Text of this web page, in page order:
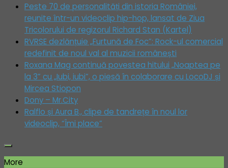
Peste 70 de personalități din istoria României,
reunite într-un videoclip hip-hop, lansat de Ziua
Tricolorului de regizorul Richard Stan (Kartel)
RVRSE dezlănțuie „Furtună de Foc”: Rock-ul comercial
redefinit de noul val al muzicii românești
Roxana Mag continuă povestea hitului „Noaptea pe
la 3” cu „Iubi, iubi”, o piesă în colaborare cu LocoDJ și
Mircea Stiopon
Dony – Mr.City
Ralflo și Aura B., clipe de tandrețe în noul lor
videoclip, “Îmi place”
More